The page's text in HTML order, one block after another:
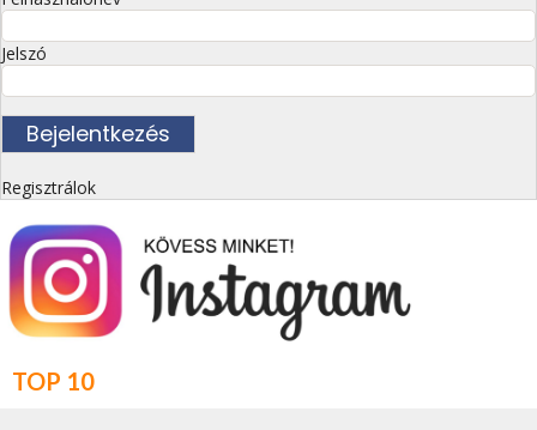
Jelszó
Regisztrálok
TOP 10